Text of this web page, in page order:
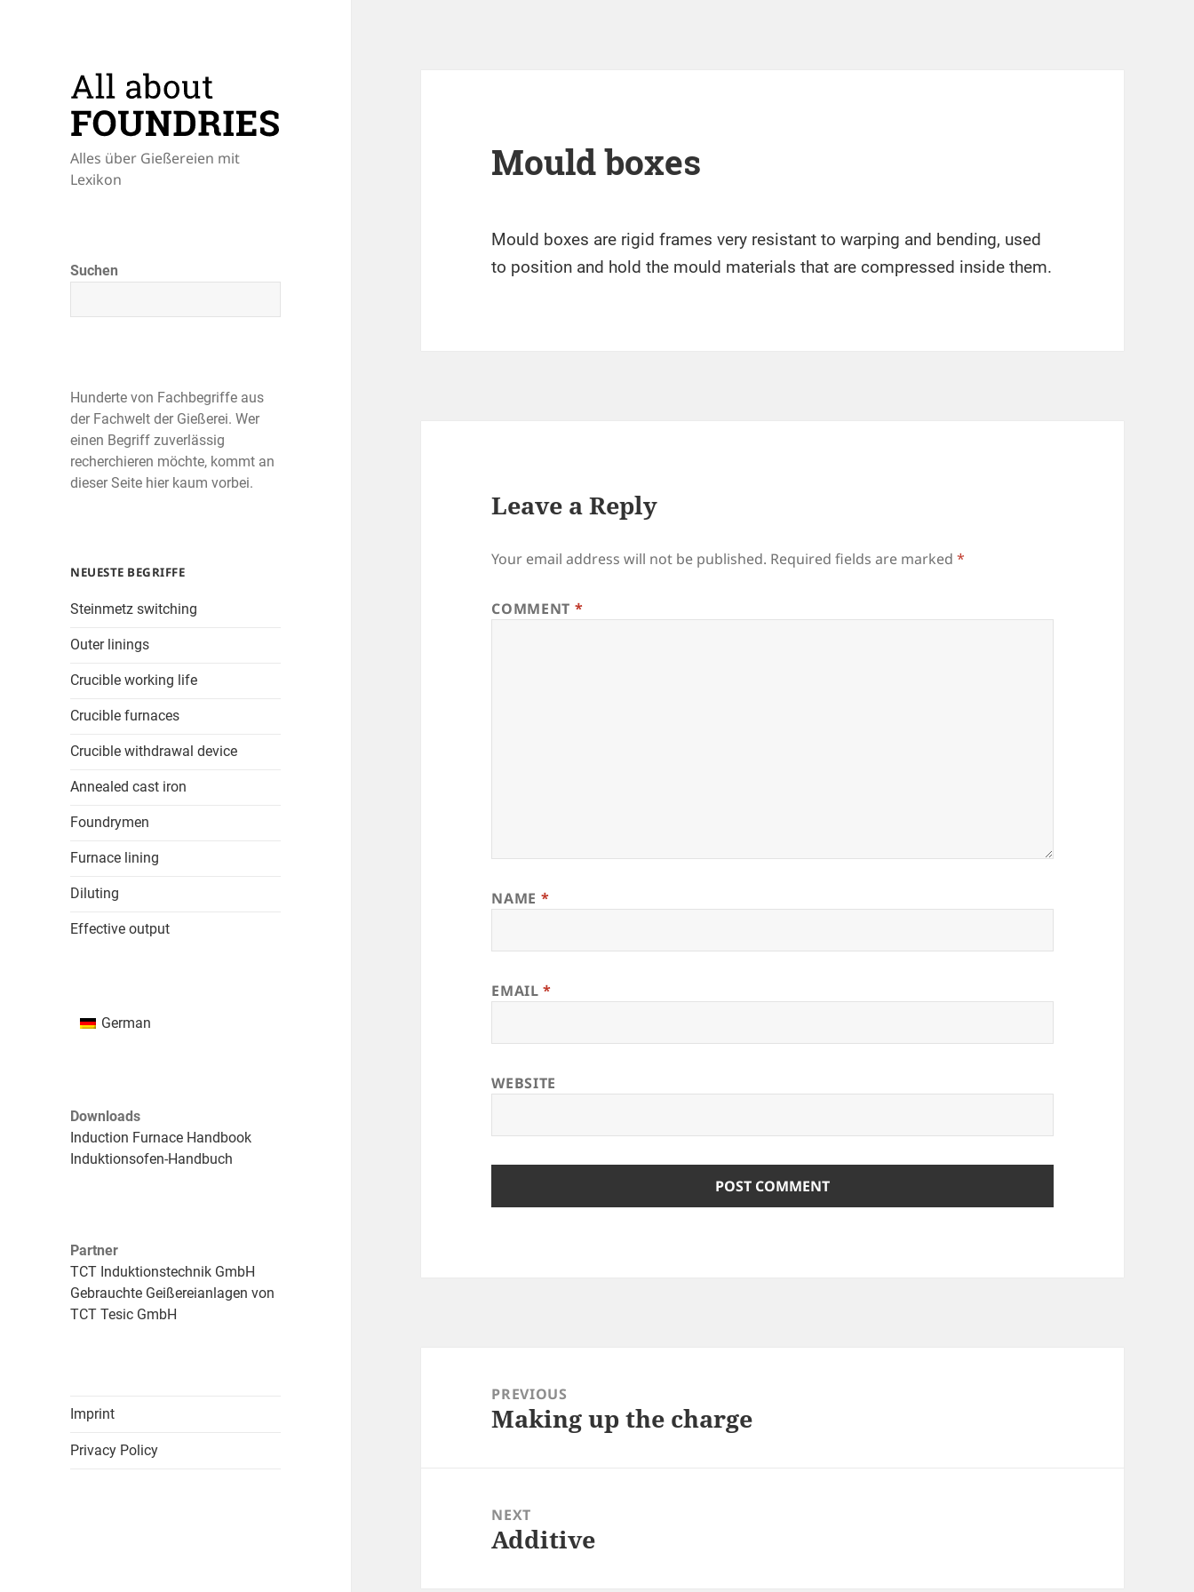
Alles über Gießereien mit
Lexikon
Suchen
Hunderte von Fachbegriffe aus
der Fachwelt der Gießerei. Wer
einen Begriff zuverlässig
recherchieren möchte, kommt an
dieser Seite hier kaum vorbei.
NEUESTE BEGRIFFE
Steinmetz switching
Outer linings
Crucible working life
Crucible furnaces
Crucible withdrawal device
Annealed cast iron
Foundrymen
Furnace lining
Diluting
Effective output
German
Downloads
Induction Furnace Handbook
Induktionsofen-Handbuch
Partner
TCT Induktionstechnik GmbH
Gebrauchte Geißereianlagen von
TCT Tesic GmbH
Imprint
Privacy Policy
Mould boxes
Mould boxes are rigid frames very resistant to warping and bending, used
to position and hold the mould materials that are compressed inside them.
Leave a Reply
Your email address will not be published. Required fields are marked*
COMMENT *
NAME *
EMAIL*
WEBSITE
PREVIOUS
Previous
Making up the charge
NEXT
Next
Additive